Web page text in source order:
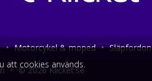
• Motorcykel & moped • Släpfordon
• © 2026 Klicket.se
att cookies används.